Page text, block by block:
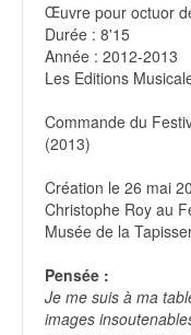
Œuvre pour octuor
Durée : 8'15
Année : 2012-2013
Les Editions
Commande du
(2013)
Création le 26 mai
Christophe Roy au
Musée de la
Pensée :
Je me suis à ma
images